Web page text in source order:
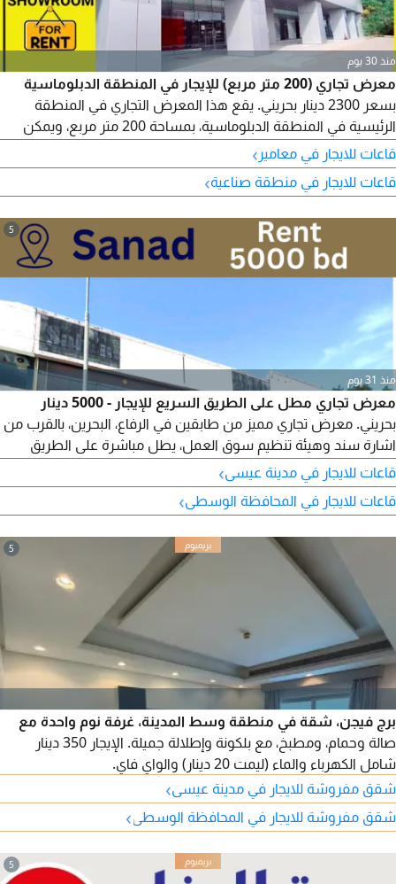
منذ 30 يوم
معرض تجاري (200 متر مربع) للإيجار في المنطقة الدبلوماسية
بسعر 2300 دينار بحريني. يقع هذا المعرض التجاري في المنطقة
الرئيسية في المنطقة الدبلوماسية، بمساحة 200 متر مربع، ويمكن
استخدام أي سجل تجاري للأنشطة التجارية مثل البنوك، والعيادات،
وصالات الألعاب الرياضية، وصالات العرض التجارية، والمطاعم،
والمقاهي، وغير ذلك. تتوفر مرافق لوقوف السيارات خلف المبنى،
قاعات للايجار في معامير ›
قاعات للايجار في منطقة صناعية›
5
منذ 31 يوم
معرض تجاري مطل على الطريق السريع للإيجار - 5000 دينار
بحريني. معرض تجاري مميز من طابقين في الرفاع، البحرين، بالقرب من
اشارة سند وهيئة تنظيم سوق العمل، يطل مباشرة على الطريق
السريع. المساحة الاجمالية 1097.2 متر مربع - الطابق الأرضي 548.6
متر مربع - الميزانين 548.6 متر مربع. موقف سيارات واسع، مثالي لأي
مشروع تجاري أو معارض. سهولة الوصول الى مدينة عيسى، سند،
قاعات للايجار في مدينة عيسى›
قاعات للايجار في المحافظة الوسطى›
5
برج فيجن، شقة في منطقة وسط المدينة، غرفة نوم واحدة مع
صالة وحمام، ومطبخ، مع بلكونة وإطلالة جميلة. الإيجار 350 دينار
شامل الكهرباء والماء (ليمت 20 دينار) والواي فاي.
شقق مفروشة للايجار في مدينة عيسى›
شقق مفروشة للايجار في المحافظة الوسطى›
5